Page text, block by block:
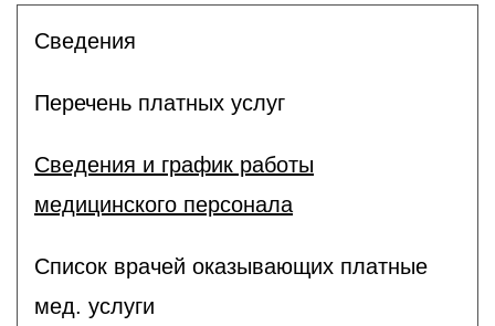
Сведения
Перечень платных услуг
Сведения и график работы
медицинского персонала
Список врачей оказывающих платные
мед. услуги